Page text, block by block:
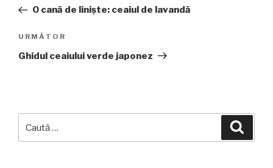
articole
anterior
O cană de liniște: ceaiul de lavandă
Articolul
următor
URMĂTOR
Ghidul ceaiului verde japonez
după: